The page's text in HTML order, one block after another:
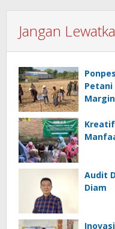
Jangan
Petani
Audit
Diam